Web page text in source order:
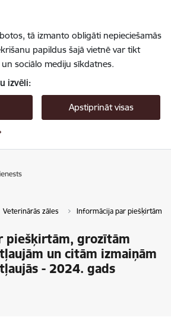
tā izmanto obligāti nepieciešamās
papildus šajā vietnē var tikt
sociālo mediju sīkdatnes.
izvēli:
Apstiprināt visas
Veterinārās zāles Informācija par piešķirtām,
piešķirtām, grozītām
un citām izmaiņām
- 2024. gads